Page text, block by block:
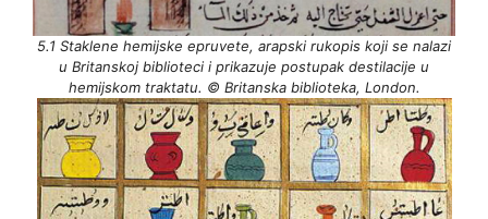
5.1 Staklene hemijske epruvete, arapski rukopis koji se nalazi
u Britanskoj biblioteci i prikazuje postupak destilacije u
hemijskom traktatu. © Britanska biblioteka, London.